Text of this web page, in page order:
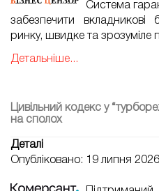
Система
забезпечити
ринку, швидке та зрозуміле
Детальніше...
Цивільний кодекс у
на сполох
Деталі
Опубліковано: 19 липня 2026